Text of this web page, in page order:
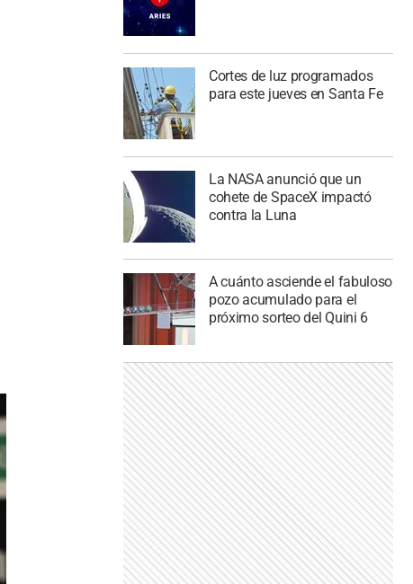
Cortes de luz programados
para este jueves en Santa Fe
La NASA anunció que un
cohete de SpaceX impactó
contra la Luna
A cuánto asciende el fabuloso
pozo acumulado para el
próximo sorteo del Quini 6